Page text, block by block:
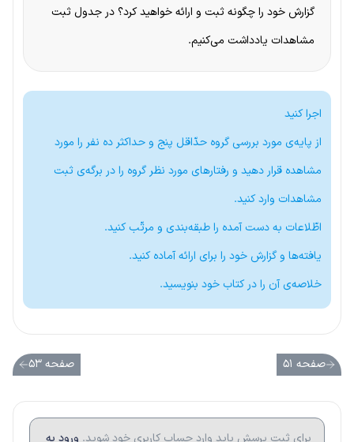
گزارش خود را چگونه ثبت و ارائه خواهید کرد؟ در جدول ثبت
مشاهدات یادداشت می‌کنیم.
اجرا کنید
از پایه‌ی مورد بررسی گروه حدّاقل پنج و حداکثر ده نفر را مورد
مشاهده قرار دهید و رفتارهای مورد نظر گروه را در برگه‌ی ثبت
مشاهدات وارد کنید.
اطّلاعات به دست آمده را طبقه‌بندی و مرتّب کنید.
یافته‌ها و گزارش خود را برای ارائه آماده کنید.
خلاصه‌ی آن را در کتاب خود بنویسید.
صفحه ۵۱ صفحه ۵۳
برای ثبت پرسش باید وارد حساب کاربری خود شوید. ورود به